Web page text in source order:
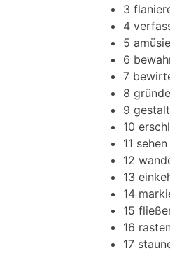
3
4
5
6
7
8
9
10
11 sehen
12
13
14
15
16 rasten
17